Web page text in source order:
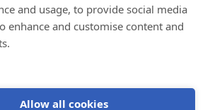
and usage, to provide social media
enhance and customise content and
Allow all cookies